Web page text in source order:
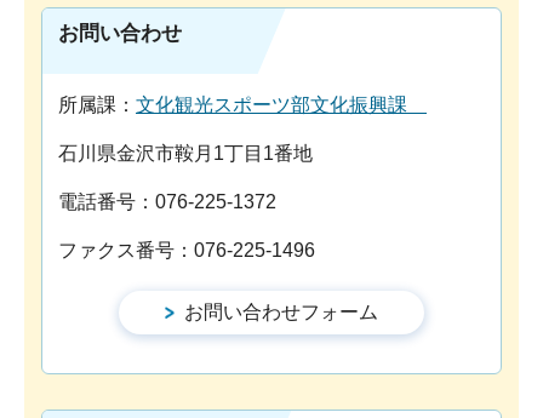
お問い合わせ
所属課： 文化観光スポーツ部文化振興課
石川県金沢市鞍月1丁目1番地
電話番号：076-225-1372
ファクス番号：076-225-1496